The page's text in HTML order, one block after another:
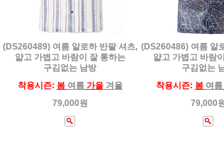
(DS260489) 여름 알로하 반팔 셔츠,
얇고 가볍고 바람이 잘 통하는
구김없는 남방
착용시즌: 봄 여름가을겨울
79,000원
(DS260486) 여름 알
얇고 가볍고 바람
구김없는
착용시즌: 봄 여름
79,000원